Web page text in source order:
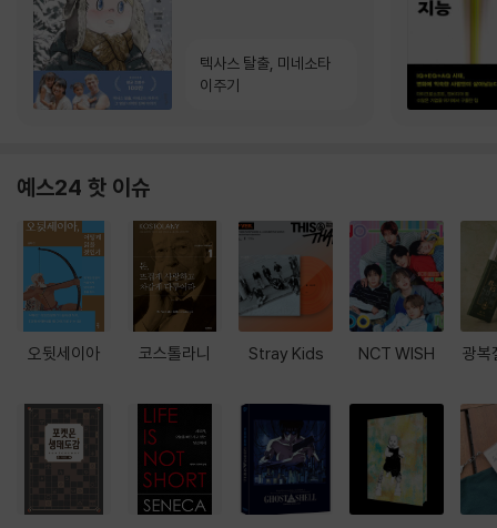
텍사스 탈출, 미네소타
이주기
예스24 핫 이슈
오뒷세이아 코스톨라니 Stray Kids NCT WISH 광복